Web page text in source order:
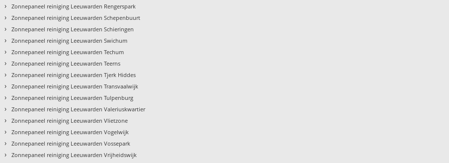
› Zonnepaneel reiniging Leeuwarden Rengerspark
› Zonnepaneel reiniging Leeuwarden Schepenbuurt
› Zonnepaneel reiniging Leeuwarden Schieringen
› Zonnepaneel reiniging Leeuwarden Swichum
› Zonnepaneel reiniging Leeuwarden Techum
› Zonnepaneel reiniging Leeuwarden Teerns
› Zonnepaneel reiniging Leeuwarden Tjerk Hiddes
› Zonnepaneel reiniging Leeuwarden Transvaalwijk
› Zonnepaneel reiniging Leeuwarden Tulpenburg
› Zonnepaneel reiniging Leeuwarden Valeriuskwartier
› Zonnepaneel reiniging Leeuwarden Vlietzone
› Zonnepaneel reiniging Leeuwarden Vogelwijk
› Zonnepaneel reiniging Leeuwarden Vossepark
› Zonnepaneel reiniging Leeuwarden Vrijheidswijk